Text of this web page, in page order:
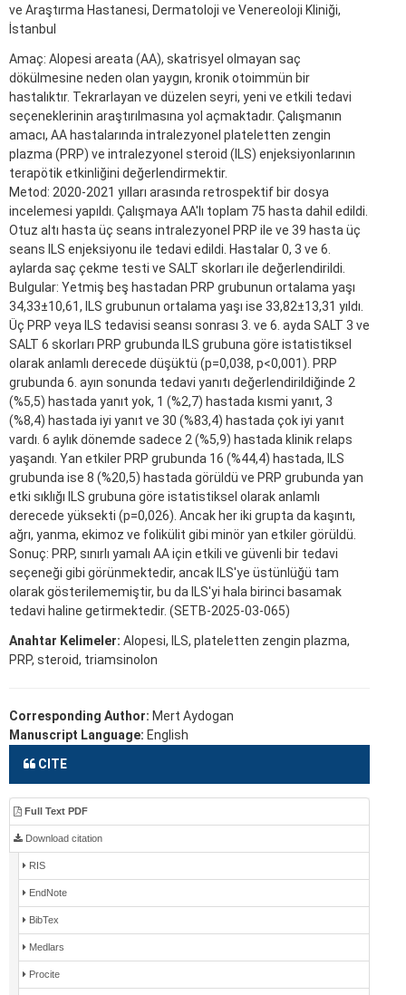
ve Araştırma Hastanesi, Dermatoloji ve Venereoloji Kliniği,
İstanbul
Amaç: Alopesi areata (AA), skatrisyel olmayan saç
dökülmesine neden olan yaygın, kronik otoimmün bir
hastalıktır. Tekrarlayan ve düzelen seyri, yeni ve etkili tedavi
seçeneklerinin araştırılmasına yol açmaktadır. Çalışmanın
amacı, AA hastalarında intralezyonel plateletten zengin
plazma (PRP) ve intralezyonel steroid (ILS) enjeksiyonlarının
terapötik etkinliğini değerlendirmektir.
Metod: 2020-2021 yılları arasında retrospektif bir dosya
incelemesi yapıldı. Çalışmaya AA'lı toplam 75 hasta dahil edildi.
Otuz altı hasta üç seans intralezyonel PRP ile ve 39 hasta üç
seans ILS enjeksiyonu ile tedavi edildi. Hastalar 0, 3 ve 6.
aylarda saç çekme testi ve SALT skorları ile değerlendirildi.
Bulgular: Yetmiş beş hastadan PRP grubunun ortalama yaşı
34,33±10,61, ILS grubunun ortalama yaşı ise 33,82±13,31 yıldı.
Üç PRP veya ILS tedavisi seansı sonrası 3. ve 6. ayda SALT 3 ve
SALT 6 skorları PRP grubunda ILS grubuna göre istatistiksel
olarak anlamlı derecede düşüktü (p=0,038, p<0,001). PRP
grubunda 6. ayın sonunda tedavi yanıtı değerlendirildiğinde 2
(%5,5) hastada yanıt yok, 1 (%2,7) hastada kısmi yanıt, 3
(%8,4) hastada iyi yanıt ve 30 (%83,4) hastada çok iyi yanıt
vardı. 6 aylık dönemde sadece 2 (%5,9) hastada klinik relaps
yaşandı. Yan etkiler PRP grubunda 16 (%44,4) hastada, ILS
grubunda ise 8 (%20,5) hastada görüldü ve PRP grubunda yan
etki sıklığı ILS grubuna göre istatistiksel olarak anlamlı
derecede yüksekti (p=0,026). Ancak her iki grupta da kaşıntı,
ağrı, yanma, ekimoz ve folikülit gibi minör yan etkiler görüldü.
Sonuç: PRP, sınırlı yamalı AA için etkili ve güvenli bir tedavi
seçeneği gibi görünmektedir, ancak ILS'ye üstünlüğü tam
olarak gösterilememiştir, bu da ILS'yi hala birinci basamak
tedavi haline getirmektedir. (SETB-2025-03-065)
Anahtar Kelimeler: Alopesi, ILS, plateletten zengin plazma,
PRP, steroid, triamsinolon
Corresponding Author: Mert Aydogan
Manuscript Language: English
CITE
Full Text PDF
Download citation
RIS
EndNote
BibTex
Medlars
Procite